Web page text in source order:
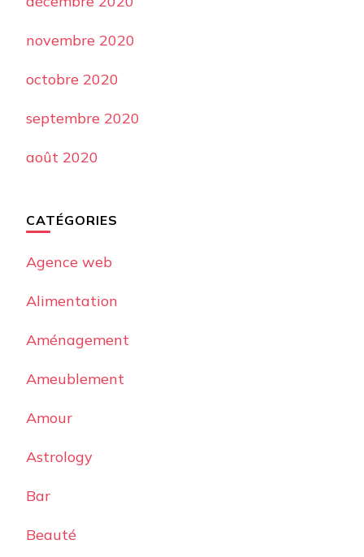
novembre 2020
octobre 2020
septembre 2020
août 2020
CATÉGORIES
Agence web
Alimentation
Aménagement
Ameublement
Amour
Astrology
Bar
Beauté